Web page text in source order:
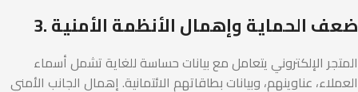
3. ضعف الحماية وإهمال الأنظمة الأمنية
المتجر الإلكتروني يتعامل مع بيانات حساسة للغاية تشمل أسماء
العملاء، عناوينهم، وبيانات بطاقاتهم الائتمانية. إهمال الجانب الأمني